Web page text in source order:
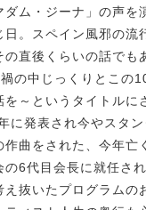
ダム・ジーナ」の声
日。スペイン風邪の流
の直後くらいの話でも
の中じっくりとこの
を～というタイトルに
に発表され今やスタ
作曲をされた、今年
の6代目会長に就任さ
え抜いたプログラムの